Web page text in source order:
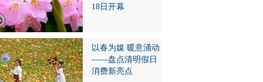
18日开幕
以春为媒 暖意涌动
——盘点清明假日
消费新亮点